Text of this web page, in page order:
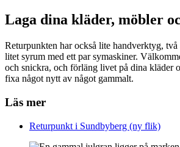
Laga dina kläder, möbler
Returpunkten har också lite handverktyg,
litet syrum med ett par symaskiner.
och snickra, och förläng livet på dina kläder
fixa något nytt av något gammalt.
Läs mer
Returpunkt i Sundbyberg (ny flik)